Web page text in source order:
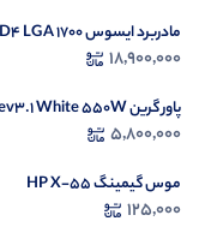
مادربرد ایسوس Asus Prime H610M-R D4 LGA 1700
18,900,000
پاور گرین Green GP550A-ECO Rev3.1 White 550W
5,800,000
موس گیمینگ HP X-55
125,000